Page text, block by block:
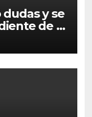
dudas y se
de la